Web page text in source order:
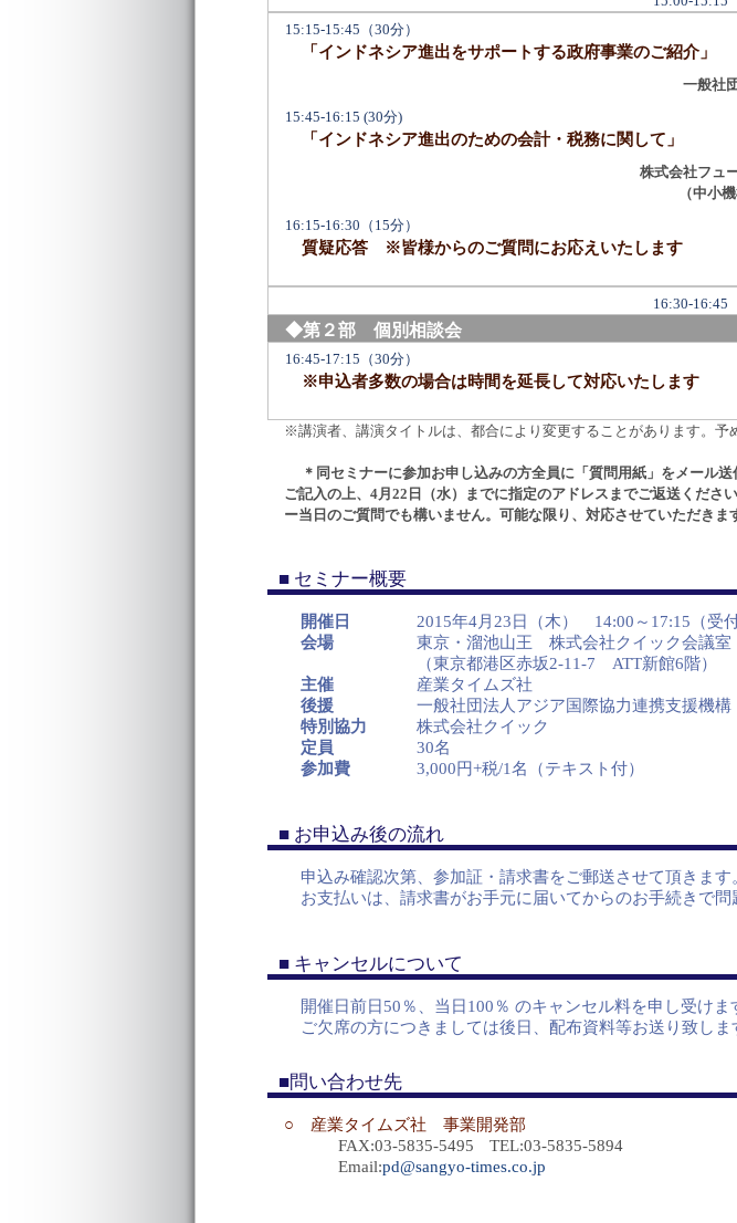
15:15-15:45（30分）
「インドネシア進出をサポートする政府事業のご紹介」
一般社
15:45-16:15 (30分)
「インドネシア進出のための会計・税務に関して」
株式会社フュ
（中小
16:15-16:30（15分）
質疑応答 ※皆様からのご質問にお応えいたします
16:30-
◆第２部 個別相談会
16:45-17:15（30分）
※申込者多数の場合は時間を延長して対応いたします
※講演者、講演タイトルは、都合により変更することがあります。予
＊同セミナーに参加お申し込みの方全員に「質問用紙」をメール
ご記入の上、4月22日（水）までに指定のアドレスまでご返送くださ
ー当日のご質問でも構いません。可能な限り、対応させていただきま
■ セミナー概要
開催日
2015年4月23日（木） 14:00～17:15（受付
会場
東京・溜池山王 株式会社クイック会議室
（東京都港区赤坂2-11-7 ATT新館6階）
主催
産業タイムズ社
後援
一般社団法人アジア国際協力連携支援機構
特別協力
株式会社クイック
定員
30名
参加費
3,000円+税/1名（テキスト付）
■ お申込み後の流れ
申込み確認次第、参加証・請求書をご郵送させて頂きます
お支払いは、請求書がお手元に届いてからのお手続きで問
■ キャンセルについて
開催日前日50％、当日100％ のキャンセル料を申し受けま
ご欠席の方につきましては後日、配布資料等お送り致しま
■問い合わせ先
○ 産業タイムズ社 事業開発部
FAX:03-5835-5495 TEL:03-5835-5894
Email:pd@sangyo-times.co.jp